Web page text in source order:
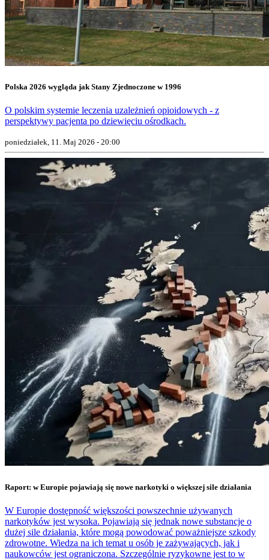
Polska 2026 wygląda jak Stany Zjednoczone w 1996
O polskim systemie leczenia uzależnień opioidowych - z
perspektywy pacjenta po dziewięciu ośrodkach.
poniedziałek, 11. Maj 2026 - 20:00
Raport: w Europie pojawiają się nowe narkotyki o większej sile działania
W Europie dostępność większości powszechnie używanych
narkotyków jest wysoka. Pojawiają się jednak nowe substancje o
dużej sile działania, które mogą powodować poważniejsze szkody
zdrowotne. Wiedza na ich temat u osób je zażywających, jak i
naukowców jest ograniczona. Szczególnie ryzykowne jest to w